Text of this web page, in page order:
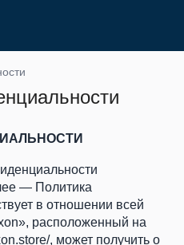
— Политика
в отношении всей
расположенный на
, может получить о